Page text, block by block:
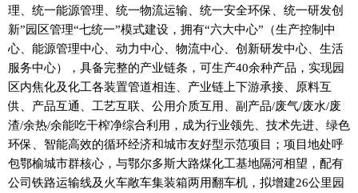
理、统一能源管理、统一物流运输、统一安全环保、统一研发创
新”园区管理“七统一”模式建设，拥有“六大中心”（生产控制中
心、能源管理中心、动力中心、物流中心、创新研发中心、生活
服务中心），具备完整的产业链条，可生产40余种产品，实现园
区内焦化及化工各装置管道相连、产业链上下游承接、原料互
供、产品互通、工艺互联、公用介质互用、副产品/废气/废水/废
渣/余热/余能吃干榨净综合利用，成为行业领先、技术先进、绿色
环保、智能高效的循环经济和城市友好型示范项目；项目地处呼
包鄂榆城市群核心，‍‍与鄂尔多斯大路煤化工基地隔河相望，配有
公司铁路运输线及火车敞车集装箱两用翻车机，拟增建26公里园